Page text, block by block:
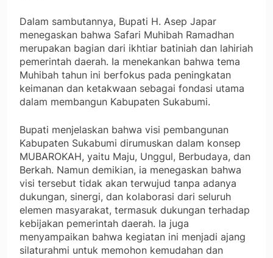
Dalam sambutannya, Bupati H. Asep Japar
menegaskan bahwa Safari Muhibah Ramadhan
merupakan bagian dari ikhtiar batiniah dan lahiriah
pemerintah daerah. Ia menekankan bahwa tema
Muhibah tahun ini berfokus pada peningkatan
keimanan dan ketakwaan sebagai fondasi utama
dalam membangun Kabupaten Sukabumi.
Bupati menjelaskan bahwa visi pembangunan
Kabupaten Sukabumi dirumuskan dalam konsep
MUBAROKAH, yaitu Maju, Unggul, Berbudaya, dan
Berkah. Namun demikian, ia menegaskan bahwa
visi tersebut tidak akan terwujud tanpa adanya
dukungan, sinergi, dan kolaborasi dari seluruh
elemen masyarakat, termasuk dukungan terhadap
kebijakan pemerintah daerah. Ia juga
menyampaikan bahwa kegiatan ini menjadi ajang
silaturahmi untuk memohon kemudahan dan